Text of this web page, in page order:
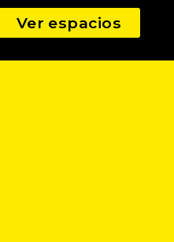
Ver espacios